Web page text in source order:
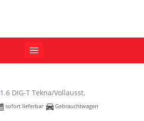
1.6 DIG-T Tekna/Vollausst.
sofort lieferbar
Gebrauchtwagen